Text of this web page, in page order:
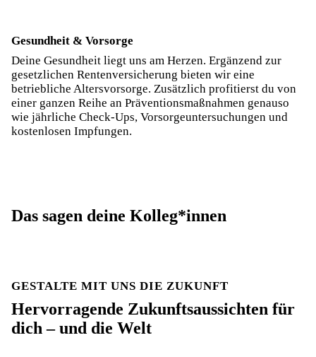
Gesundheit & Vorsorge
Deine Gesundheit liegt uns am Herzen. Ergänzend zur
gesetzlichen Rentenversicherung bieten wir eine
betriebliche Altersvorsorge. Zusätzlich profitierst du von
einer ganzen Reihe an Präventionsmaßnahmen genauso
wie jährliche Check-Ups, Vorsorgeuntersuchungen und
kostenlosen Impfungen.
Das sagen deine Kolleg*innen
GESTALTE MIT UNS DIE ZUKUNFT
Hervorragende Zukunftsaussichten für
dich – und die Welt